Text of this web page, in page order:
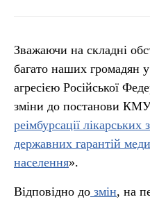
Зважаючи на складні
багато наших громадян
агресією Російської
зміни до постанови
реімбурсації
державних гарантій
населення».
Відповідно до змін, на